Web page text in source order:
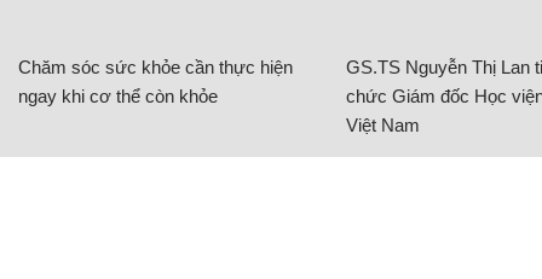
Chăm sóc sức khỏe cần thực hiện
ngay khi cơ thể còn khỏe
GS.TS Nguyễn Thị Lan
chức Giám đốc Học
Việt Nam